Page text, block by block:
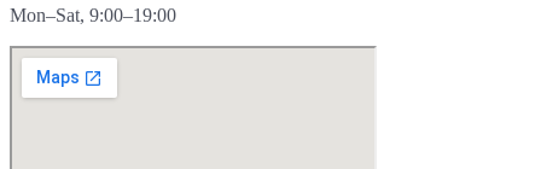
Mon–Sat, 9:00–19:00